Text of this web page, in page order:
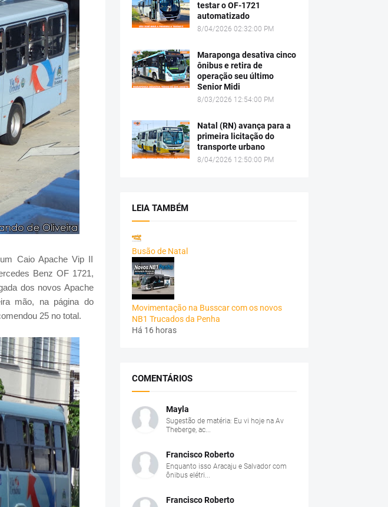
Caio Apache Vip II
Benz OF 1721,
dos novos Apache
mão, na página do
25 no total.
testar o OF-1721
automatizado
8/04/2026 02:32:00 PM
Maraponga desativa cinco
ônibus e retira de
operação seu último
Senior Midi
8/03/2026 12:54:00 PM
Natal (RN) avança para a
primeira licitação do
transporte urbano
8/04/2026 12:50:00 PM
LEIA TAMBÉM
Busão de Natal
Movimentação na Busscar com os novos
NB1 Trucados da Penha
Há 16 horas
COMENTÁRIOS
Mayla
Sugestão de matéria: Eu vi hoje na Av
Theberge, ac...
Francisco Roberto
Enquanto isso Aracaju e Salvador com
ônibus elétri...
Francisco Roberto